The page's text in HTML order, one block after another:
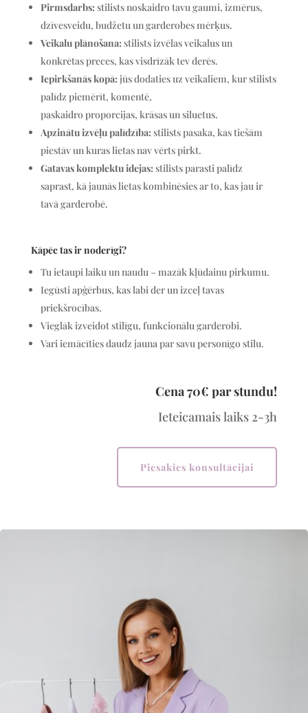
Pirmsdarbs: stilists noskaidro tavu gaumi, izmērus,
dzīvesveidu, budžetu un garderobes mērķus.
Veikalu plānošana: stilists izvēlas veikalus un
konkrētas preces, kas visdrīzāk tev derēs.
Iepirkšanās kopā: jūs dodaties uz veikaliem, kur stilists
palīdz piemērīt, komentē,
paskaidro proporcijas, krāsas un siluetus.
Apzinātu izvēļu palīdzība: stilists pasaka, kas tiešām
piestāv un kuras lietas nav vērts pirkt.
Gatavas komplektu idejas: stilists parasti palīdz
saprast, kā jaunās lietas kombinēsies ar to, kas jau ir
tavā garderobē.
Kāpēc tas ir noderīgi?
Tu ietaupi laiku un naudu – mazāk kļūdainu pirkumu.
Iegūsti apģērbus, kas labi der un izceļ tavas
priekšrocības.
Vieglāk izveidot stilīgu, funkcionālu garderobi.
Vari iemācīties daudz jauna par savu personīgo stilu.
Cena 70€ par stundu!
Ieteicamais laiks 2-3h
Piesakies konsultācijai